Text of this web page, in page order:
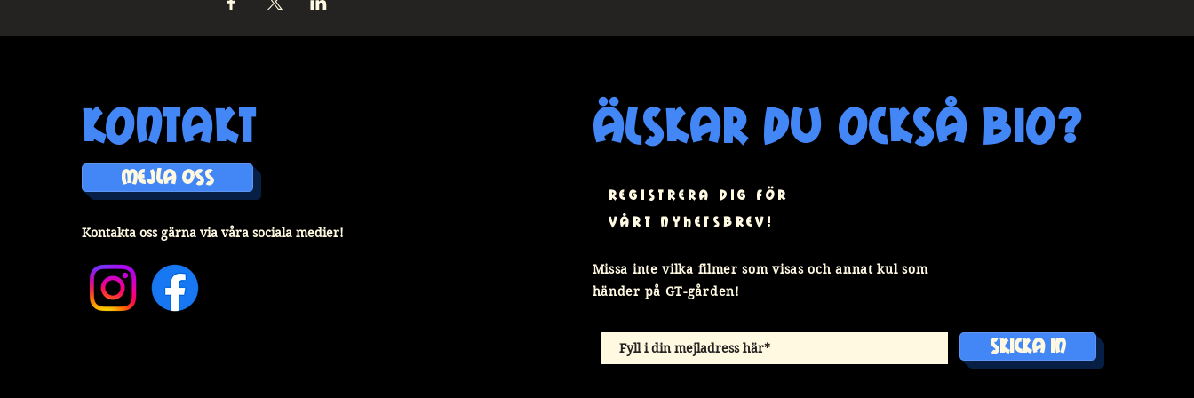
kontakt
MEJLA OSS
Kontakta oss gärna via våra sociala medier!
älskar du också bio?
registrera dig för
vårt nyhetsbrev!
Missa inte vilka filmer som visas och annat kul som
händer på GT-gården!
Skicka in